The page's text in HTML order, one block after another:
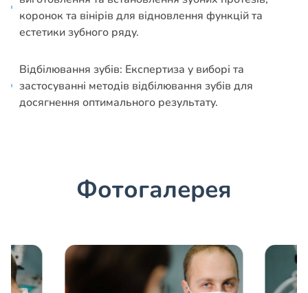
коронок та вінірів для відновлення функцій та
естетики зубного ряду.
Відбілювання зубів: Експертиза у виборі та
застосуванні методів відбілювання зубів для
досягнення оптимального результату.
Фотогалерея